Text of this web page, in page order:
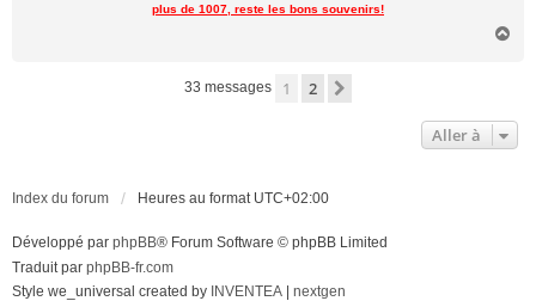
plus de 1007, reste les bons souvenirs!
33 messages 1 2
Aller à
Index du forum Heures au format UTC+02:00
Développé par phpBB® Forum Software © phpBB Limited
Traduit par phpBB-fr.com
Style we_universal created by INVENTEA | nextgen